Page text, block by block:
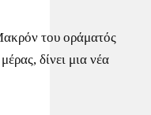
του οράματός
δίνει μια νέα